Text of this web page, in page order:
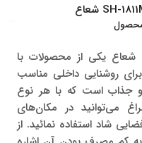
چراغ خطی روکار سقفی SH-1811M شعاع یکی از محصولات با
روشنایی داخلی مناسب
و جذاب است که با هر نوع
می‌توانید در مکان‌های
شاد استفاده نمائید. از